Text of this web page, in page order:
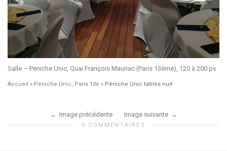
Salle – Péniche Unic, Quai François Mauriac (Paris 13ème), 120 à 200 px
Accueil » Péniche Unic, Paris 13e » Péniche Unic tables nuit
Image précédente Image suivante
0 COMMENTAIRES